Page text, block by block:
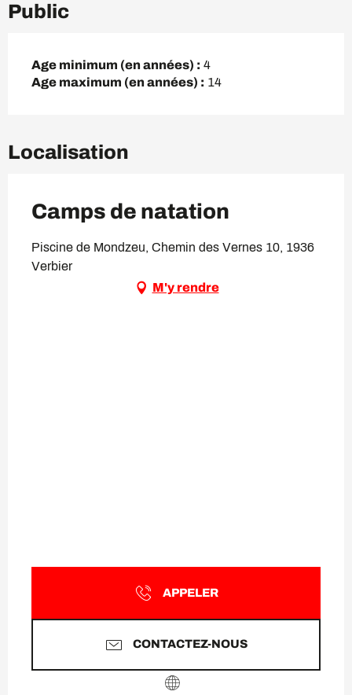
Public
Age minimum (en années) : 4
Age maximum (en années) : 14
Localisation
Camps de natation
Piscine de Mondzeu, Chemin des Vernes 10, 1936
Verbier
M'y rendre
APPELER
CONTACTEZ-NOUS